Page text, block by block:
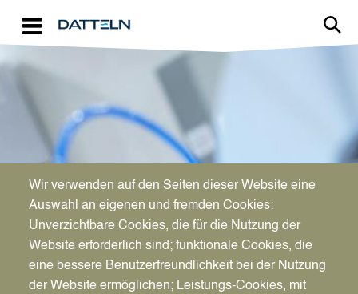
WIRTSCHAFTSFÖRDERUNG
Aktuelles für Unternehmen
Wir verwenden auf den Seiten dieser Website eine
Auswahl an eigenen und fremden Cookies:
Unverzichtbare Cookies, die für die Nutzung der
Website erforderlich sind; funktionale Cookies, die
eine bessere Benutzerfreundlichkeit bei der Nutzung
der Website ermöglichen; Leistungs-Cookies, mit